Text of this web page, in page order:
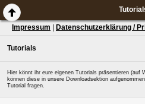
Impressum Datenschutzerklärung /
Tutorials
Hier könnt ihr eure eigenen Tutorials präsentieren (auf
können diese in unsere Downloadsektion
Tutorial fragen.